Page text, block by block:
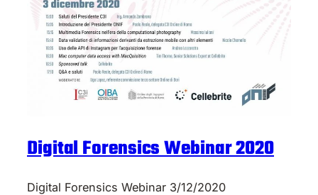
Digital Forensics Webinar 2020
Digital Forensics Webinar 3/12/2020